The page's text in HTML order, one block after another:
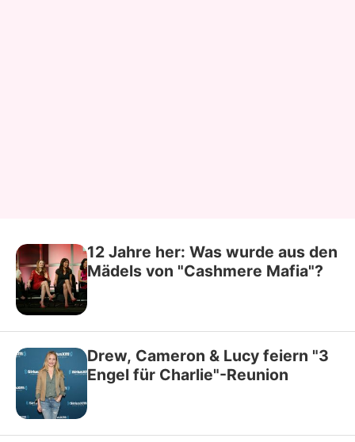
12 Jahre her: Was wurde aus den
Mädels von "Cashmere Mafia"?
Drew, Cameron & Lucy feiern "3
Engel für Charlie"-Reunion